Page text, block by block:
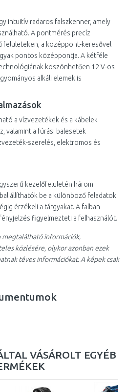
intuitív radaros falszkenner, amely
A pontmérés precíz
felületeken, a középpont-keresővel
pontos középpontja. A kétféle
köszönhetően 12 V-os
alkáli elemek is
a vízvezetékek és a kábelek
valamint a fúrási balesetek
szerelés, elektromos és
kezelőfelületén három
állíthatók be a különböző feladatok.
érzékeli a tárgyakat. A falban
figyelmezteti a felhasználót.
megtalálható információk,
közlésére, olykor azonban ezek
téves információkat. A képek csak
VÁSÁROLT EGYÉB